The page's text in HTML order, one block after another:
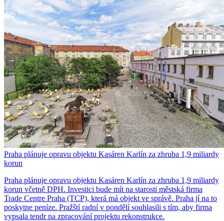
Praha plánuje opravu objektu Kasáren Karlín za zhruba 1,9 miliardy
korun
Praha plánuje opravu objektu Kasáren Karlín za zhruba 1,9 miliardy
korun včetně DPH. Investici bude mít na starosti městská firma
Trade Centre Praha (TCP), která má objekt ve správě. Praha jí na to
poskytne peníze. Pražští radní v pondělí souhlasili s tím, aby firma
vypsala tendr na zpracování projektu rekonstrukce.